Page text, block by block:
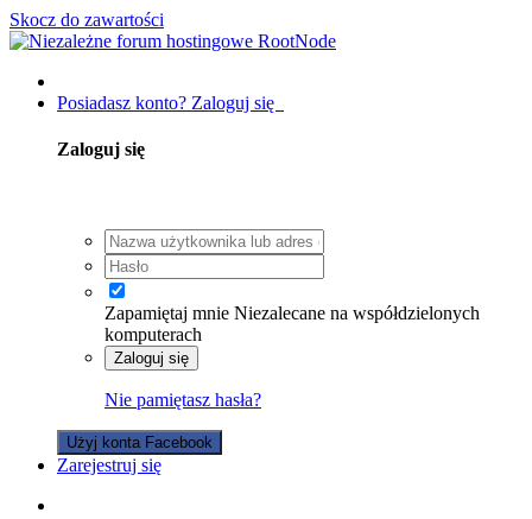
Skocz do zawartości
Posiadasz konto? Zaloguj się
Zaloguj się
Zapamiętaj mnie Niezalecane na współdzielonych
komputerach
Zaloguj się
Nie pamiętasz hasła?
Użyj konta Facebook
Zarejestruj się